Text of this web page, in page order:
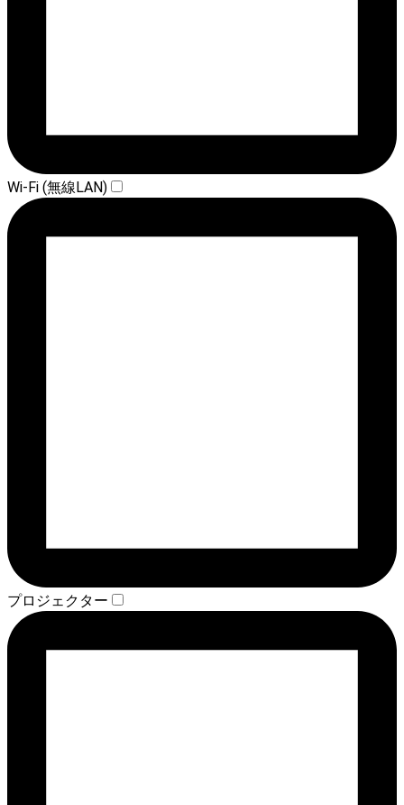
Wi-Fi (無線LAN)
プロジェクター